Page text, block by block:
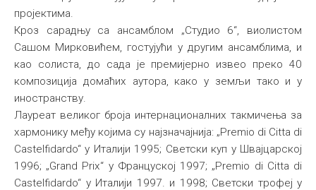
пројектима.
Кроз сарадњу са ансамблом „Студио 6“, виолистом
Сашом Мирковићем, гостујући у другим ансамблима, и
као солиста, до сада је премијерно извео преко 40
композиција домаћих аутора, како у земљи тако и у
иностранству.
Лауреат великог броја интернационалних такмичења за
хармонику међу којима су најзначајнија: „Premio di Citta di
Castelfidardo“ у Италији 1995; Светски куп у Швајцарској
1996; „Grand Prix“ у Француској 1997; „Premio di Citta di
Castelfidardo“ у Италији 1997. и 1998; Светски трофеј у